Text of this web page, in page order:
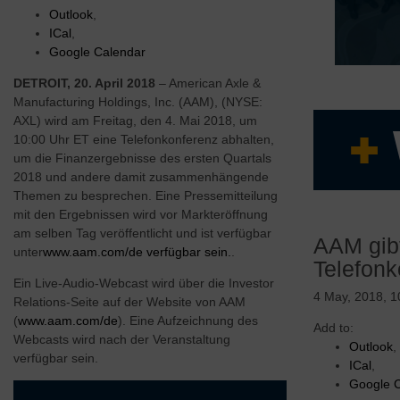
Outlook
ICal
Google Calendar
DETROIT, 20. April 2018 – American Axle &
Manufacturing Holdings, Inc. (AAM), (NYSE:
AXL) wird am Freitag, den 4. Mai 2018, um
10:00 Uhr ET eine Telefonkonferenz abhalten,
um die Finanzergebnisse des ersten Quartals
2018 und andere damit zusammenhängende
Themen zu besprechen. Eine Pressemitteilung
mit den Ergebnissen wird vor Markteröffnung
am selben Tag veröffentlicht und ist verfügbar
unterwww.aam.com/de verfügbar sein.
Ein Live-Audio-Webcast wird über die Investor
Relations-Seite auf der Website von AAM
(www.aam.com/de). Eine Aufzeichnung des
Webcasts wird nach der Veranstaltung
verfügbar sein.
Flexible
AAM
4 May, 2018,
Add to:
Outlook
ICal
Google